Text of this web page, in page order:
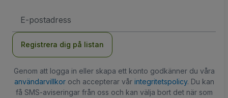
postadress
Registrera dig på listan
Genom att logga in eller skapa ett konto godkänner du våra
användarvillkoroch accepterar vår integritetspolicy. Du kan
få SMS-aviseringar från oss och kan välja bort det när som